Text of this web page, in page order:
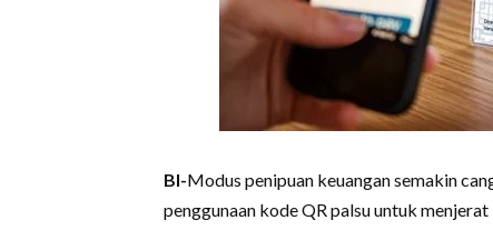
BI-Modus penipuan keuangan semakin
penggunaan kode QR palsu untuk